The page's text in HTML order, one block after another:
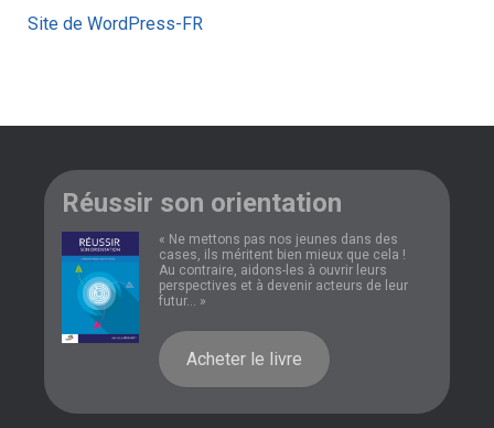
Site de WordPress-FR
Réussir son orientation
« Ne mettons pas nos jeunes dans des
cases, ils méritent bien mieux que cela !
Au contraire, aidons-les à ouvrir leurs
perspectives et à devenir acteurs de leur
futur... »
Acheter le livre